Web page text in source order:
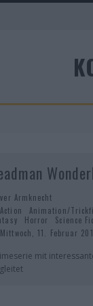
Armknecht
Action
Animation/
Horror Science
Mittwoch, 11. Februar
mit